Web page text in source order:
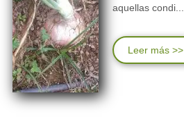
aquellas condi...
Leer más >>